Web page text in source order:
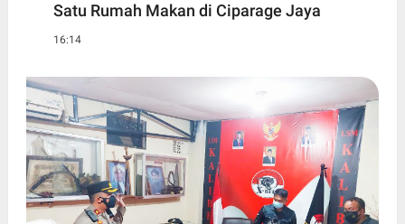
Satu Rumah Makan di Ciparage Jaya
16:14